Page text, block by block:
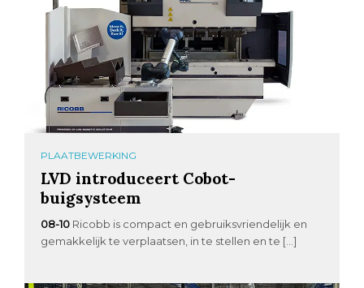
PLAATBEWERKING
LVD introduceert Cobot-
buigsysteem
08-10 Ricobb is compact en gebruiksvriendelijk en
gemakkelijk te verplaatsen, in te stellen en te […]